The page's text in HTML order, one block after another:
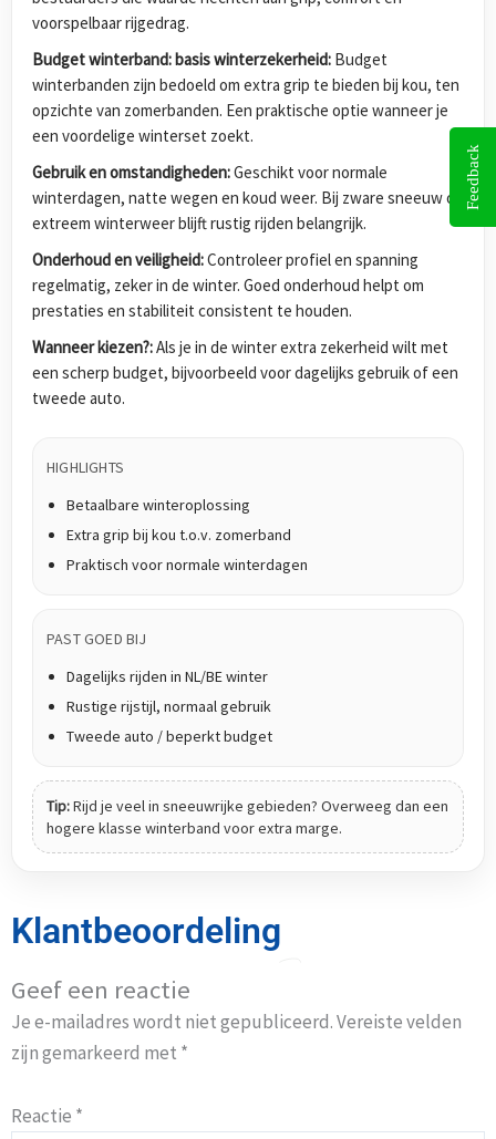
voorspelbaar rijgedrag.
Budget winterband: basis winterzekerheid: Budget
winterbanden zijn bedoeld om extra grip te bieden bij kou, ten
opzichte van zomerbanden. Een praktische optie wanneer je
een voordelige winterset zoekt.
Gebruik en omstandigheden:Geschikt voor normale
winterdagen, natte wegen en koud weer. Bij zware sneeuw of
extreem winterweer blijft rustig rijden belangrijk.
Onderhoud en veiligheid:Controleer profiel en spanning
regelmatig, zeker in de winter. Goed onderhoud helpt om
prestaties en stabiliteit consistent te houden.
Wanneer kiezen?:Als je in de winter extra zekerheid wilt met
een scherp budget, bijvoorbeeld voor dagelijks gebruik of een
tweede auto.
HIGHLIGHTS
Betaalbare winteroplossing
Extra grip bij kou t.o.v. zomerband
Praktisch voor normale winterdagen
PAST GOED BIJ
Dagelijks rijden in NL/BE winter
Rustige rijstijl, normaal gebruik
Tweede auto / beperkt budget
Tip:Rijd je veel in sneeuwrijke gebieden? Overweeg dan een
hogere klasse winterband voor extra marge.
Klantbeoordeling
Geef een reactie
Je e-mailadres wordt niet gepubliceerd.Vereiste velden
zijn gemarkeerd met *
Reactie *
Feedback